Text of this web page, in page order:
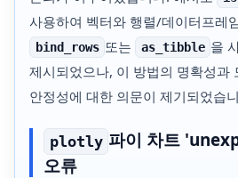
사용하여 벡터와 행렬/데이터프레
bind_rows 또는 as_tibble 을
제시되었으나, 이 방법의 명확성과
안정성에 대한 의문이 제기되었습
plotly 파이 차트
오류